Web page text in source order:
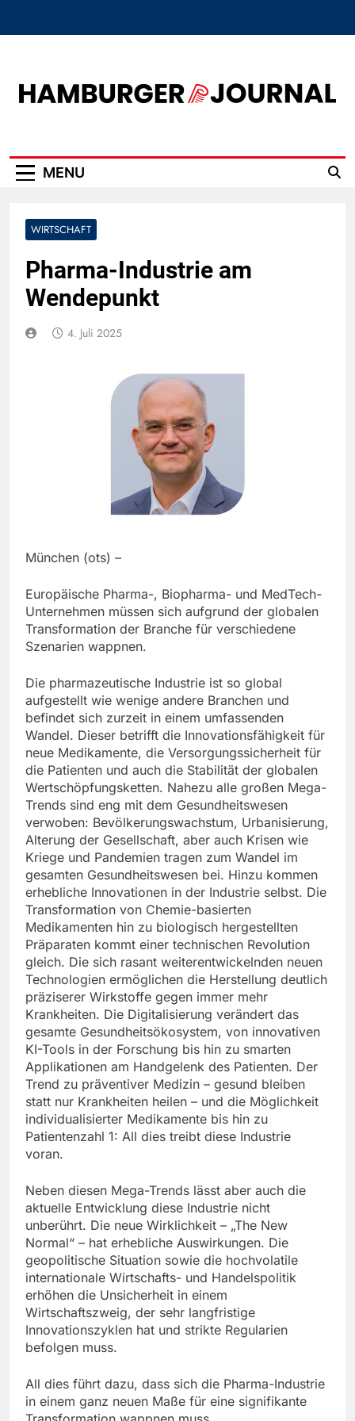
MENU
WIRTSCHAFT
Pharma-Industrie am
Wendepunkt
4. Juli 2025
München (ots) –
Europäische Pharma-, Biopharma- und MedTech-
Unternehmen müssen sich aufgrund der globalen
Transformation der Branche für verschiedene
Szenarien wappnen.
Die pharmazeutische Industrie ist so global
aufgestellt wie wenige andere Branchen und
befindet sich zurzeit in einem umfassenden
Wandel. Dieser betrifft die Innovationsfähigkeit für
neue Medikamente, die Versorgungssicherheit für
die Patienten und auch die Stabilität der globalen
Wertschöpfungsketten. Nahezu alle großen Mega-
Trends sind eng mit dem Gesundheitswesen
verwoben: Bevölkerungswachstum, Urbanisierung,
Alterung der Gesellschaft, aber auch Krisen wie
Kriege und Pandemien tragen zum Wandel im
gesamten Gesundheitswesen bei. Hinzu kommen
erhebliche Innovationen in der Industrie selbst. Die
Transformation von Chemie-basierten
Medikamenten hin zu biologisch hergestellten
Präparaten kommt einer technischen Revolution
gleich. Die sich rasant weiterentwickelnden neuen
Technologien ermöglichen die Herstellung deutlich
präziserer Wirkstoffe gegen immer mehr
Krankheiten. Die Digitalisierung verändert das
gesamte Gesundheitsökosystem, von innovativen
KI-Tools in der Forschung bis hin zu smarten
Applikationen am Handgelenk des Patienten. Der
Trend zu präventiver Medizin – gesund bleiben
statt nur Krankheiten heilen – und die Möglichkeit
individualisierter Medikamente bis hin zu
Patientenzahl 1: All dies treibt diese Industrie
voran.
Neben diesen Mega-Trends lässt aber auch die
aktuelle Entwicklung diese Industrie nicht
unberührt. Die neue Wirklichkeit – „The New
Normal“ – hat erhebliche Auswirkungen. Die
geopolitische Situation sowie die hochvolatile
internationale Wirtschafts- und Handelspolitik
erhöhen die Unsicherheit in einem
Wirtschaftszweig, der sehr langfristige
Innovationszyklen hat und strikte Regularien
befolgen muss.
All dies führt dazu, dass sich die Pharma-Industrie
in einem ganz neuen Maße für eine signifikante